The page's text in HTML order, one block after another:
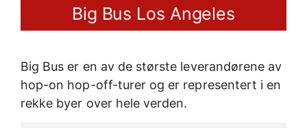
Big Bus Los Angeles
Big Bus er en av de største leverandørene av
hop-on hop-off-turer og er representert i en
rekke byer over hele verden.